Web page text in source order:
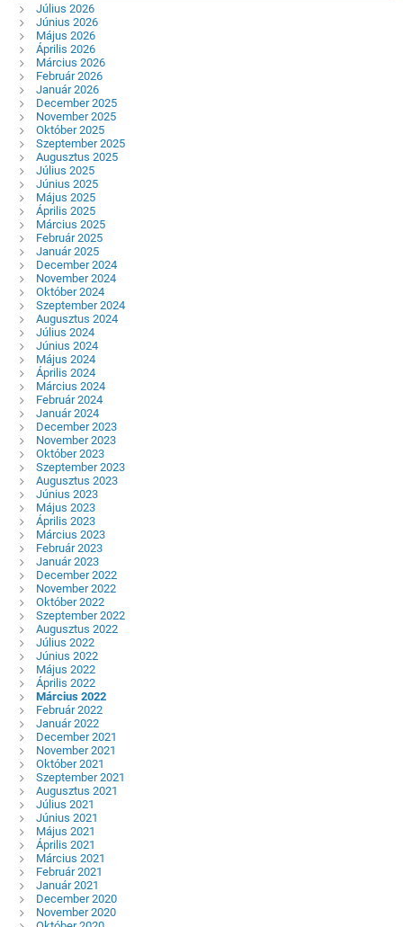
Július 2026
Június 2026
Május 2026
Április 2026
Március 2026
Február 2026
Január 2026
December 2025
November 2025
Október 2025
Szeptember 2025
Augusztus 2025
Július 2025
Június 2025
Május 2025
Április 2025
Március 2025
Február 2025
Január 2025
December 2024
November 2024
Október 2024
Szeptember 2024
Augusztus 2024
Július 2024
Június 2024
Május 2024
Április 2024
Március 2024
Február 2024
Január 2024
December 2023
November 2023
Október 2023
Szeptember 2023
Augusztus 2023
Június 2023
Május 2023
Április 2023
Március 2023
Február 2023
Január 2023
December 2022
November 2022
Október 2022
Szeptember 2022
Augusztus 2022
Július 2022
Június 2022
Május 2022
Április 2022
Március 2022
Február 2022
Január 2022
December 2021
November 2021
Október 2021
Szeptember 2021
Augusztus 2021
Július 2021
Június 2021
Május 2021
Április 2021
Március 2021
Február 2021
Január 2021
December 2020
November 2020